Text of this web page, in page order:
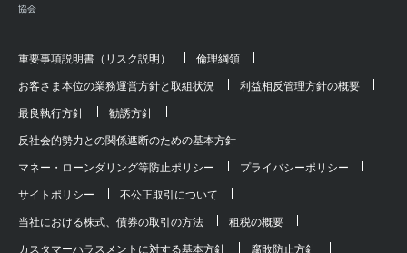
協会
重要事項説明書（リスク説明） 倫理綱領
お客さま本位の業務運営方針と取組状況 利益相反管理方針の概要
最良執行方針 勧誘方針
反社会的勢力との関係遮断のための基本方針
マネー・ローンダリング等防止ポリシー プライバシーポリシー
サイトポリシー 不公正取引について
当社における株式、債券の取引の方法 租税の概要
カスタマーハラスメントに対する基本方針 腐敗防止方針